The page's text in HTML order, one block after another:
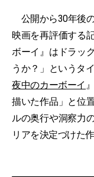
公開から30年後の
映画を再評価する
ボーイ』はドラッ
うか？」というタ
夜中のカーボーイ
描いた作品」と位
ルの奥行や洞察力
リアを決定づけた